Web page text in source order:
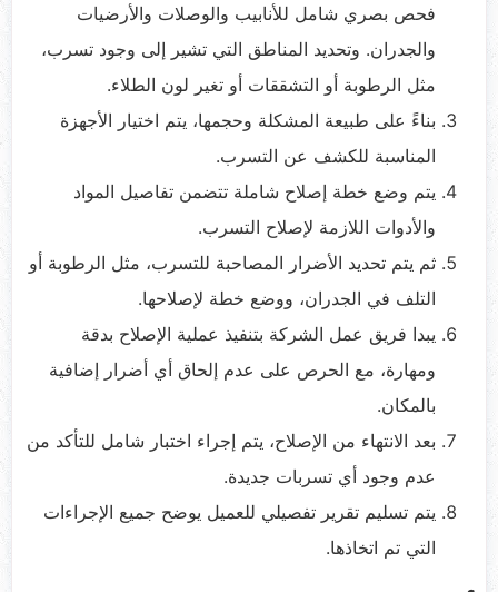
فحص بصري شامل للأنابيب والوصلات والأرضيات
والجدران. وتحديد المناطق التي تشير إلى وجود تسرب،
مثل الرطوبة أو التشققات أو تغير لون الطلاء.
بناءً على طبيعة المشكلة وحجمها، يتم اختيار الأجهزة
المناسبة للكشف عن التسرب.
يتم وضع خطة إصلاح شاملة تتضمن تفاصيل المواد
والأدوات اللازمة لإصلاح التسرب.
ثم يتم تحديد الأضرار المصاحبة للتسرب، مثل الرطوبة أو
التلف في الجدران، ووضع خطة لإصلاحها.
يبدا فريق عمل الشركة بتنفيذ عملية الإصلاح بدقة
ومهارة، مع الحرص على عدم إلحاق أي أضرار إضافية
بالمكان.
بعد الانتهاء من الإصلاح، يتم إجراء اختبار شامل للتأكد من
عدم وجود أي تسربات جديدة.
يتم تسليم تقرير تفصيلي للعميل يوضح جميع الإجراءات
التي تم اتخاذها.